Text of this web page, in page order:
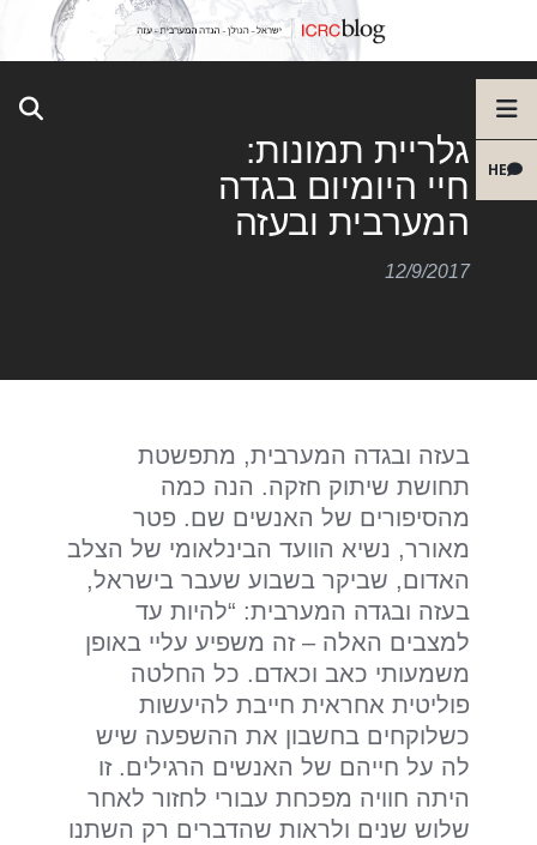
HE
גלריית תמונות:
חיי היומיום בגדה
המערבית ובעזה
12/9/2017
בעזה ובגדה המערבית, מתפשטת
תחושת שיתוק חזקה. הנה כמה
מהסיפורים של האנשים שם. פטר
מאורר, נשיא הוועד הבינלאומי של הצלב
האדום, שביקר בשבוע שעבר בישראל,
בעזה ובגדה המערבית: “להיות עד
למצבים האלה – זה משפיע עליי באופן
משמעותי כאב וכאדם. כל החלטה
פוליטית אחראית חייבת להיעשות
כשלוקחים בחשבון את ההשפעה שיש
לה על חייהם של האנשים הרגילים. זו
היתה חוויה מפכחת עבורי לחזור לאחר
שלוש שנים ולראות שהדברים רק השתנו